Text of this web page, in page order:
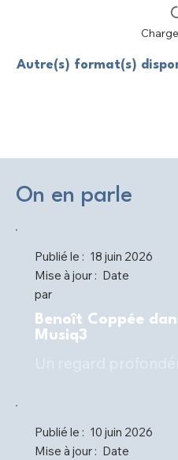
Autre(s) format(s)
On en parle
Publié le : 18 juin 2026
Mise à jour : Date
par
Benoît Coppée
Musiq3
Publié le : 10 juin 2026
Mise à jour : Date